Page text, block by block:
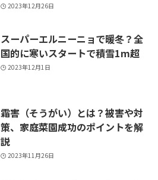
2023年12月26日
スーパーエルニーニョで暖冬？全
国的に寒いスタートで積雪1m超
2023年12月1日
霜害（そうがい）とは？被害や対
策、家庭菜園成功のポイントを解
説
2023年11月26日